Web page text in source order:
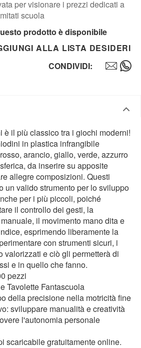
per visionare i prezzi dedicati a
scuola
prodotto è disponibile
CONDIVIDI:
ALLA LISTA DESIDERI
è il più classico tra i giochi moderni!
in plastica infrangibile
arancio, giallo, verde, azzurro
da inserire su apposite
allegre composizioni. Questi
un valido strumento per lo sviluppo
per i più piccoli, poiché
il controllo dei gesti, la
il movimento mano dita e
esprimendo liberamente la
con strumenti sicuri, i
valorizzati e ciò gli permetterà di
e in quello che fanno.
pezzi
Tavolette Fantascuola
della precisione nella motricità fine
sviluppare manualità e creatività
l'autonomia personale
scaricabile gratuitamente online.